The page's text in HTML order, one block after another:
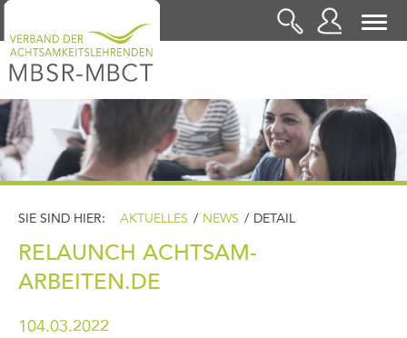
LOGIN
SIE SIND HIER: AKTUELLES / NEWS / DETAIL
RELAUNCH ACHTSAM-
ARBEITEN.DE
104.03.2022